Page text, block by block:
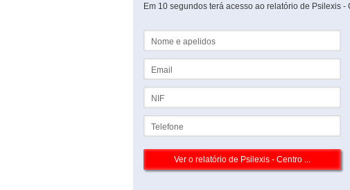
Em 10 segundos terá acesso ao relatório de Psilexis